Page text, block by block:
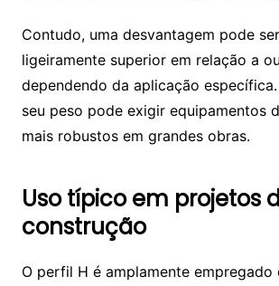
Contudo, uma desvantagem pode
ligeiramente superior em relação a
dependendo da aplicação
seu peso pode exigir equipamentos
mais robustos em grandes obras.
Uso típico em projetos
construção
O perfil H é amplamente empregado